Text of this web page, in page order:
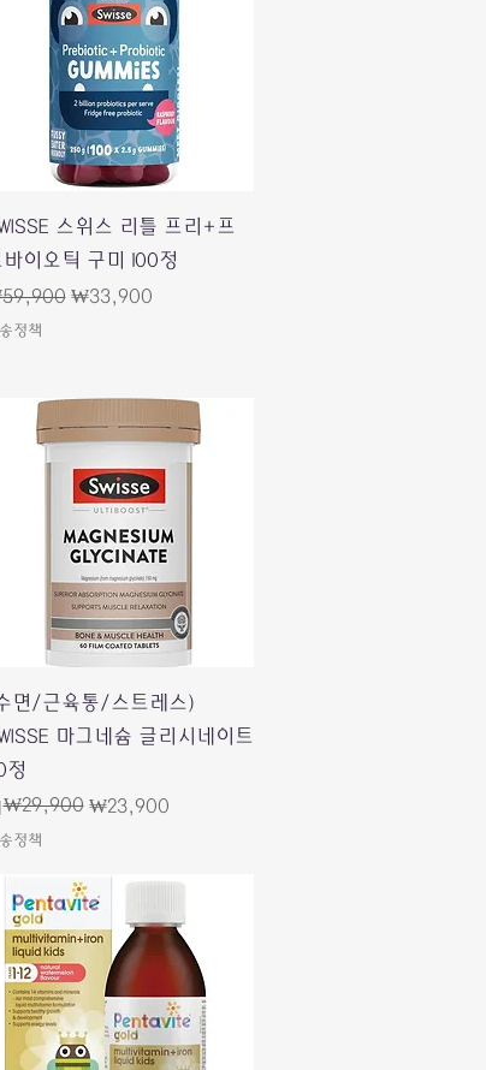
快速瀏覽
스위스 리틀 프리+프
바이오틱 구미 100정
價格 促銷價格
₩33,900
정책
快速瀏覽
면/근육통/스트레스)
마그네슘 글리시네이트
정
般價格
₩29,900 ₩23,900
銷價格
정책